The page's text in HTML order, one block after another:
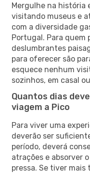
Mergulhe na história
visitando museus e
com a diversidade
Portugal. Para quem
deslumbrantes
para oferecer são
esquece nenhum
sozinhos, em casal
Quantos dias
viagem a Pico
Para viver uma
deverão ser
período, deverá
atrações e absorver
pressa. Se tiver mais